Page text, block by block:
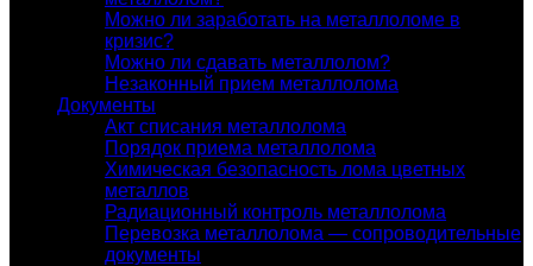
Можно ли заработать на металлоломе в
кризис?
Можно ли сдавать металлолом?
Незаконный прием металлолома
Документы
Акт списания металлолома
Порядок приема металлолома
Химическая безопасность лома цветных
металлов
Радиационный контроль металлолома
Перевозка металлолома — сопроводительные
документы